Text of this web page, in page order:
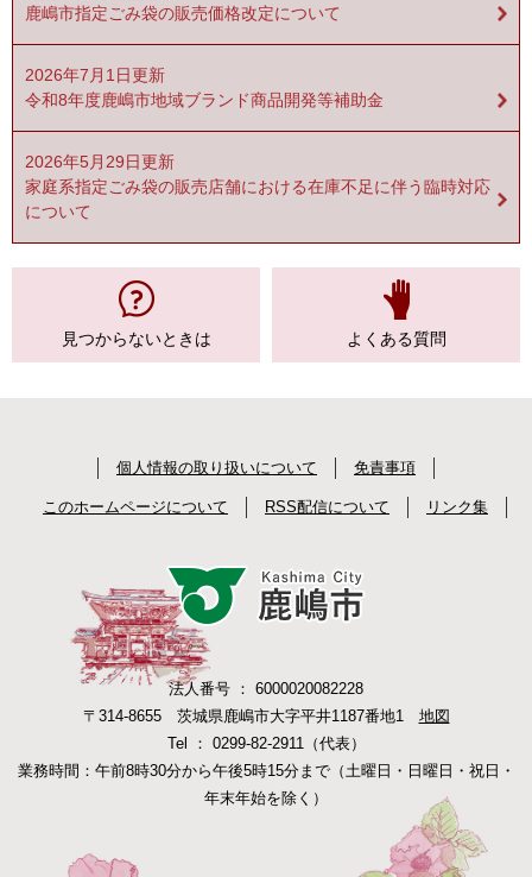
鹿嶋市指定ごみ袋の販売価格改定について
2026年7月1日更新
令和8年度鹿嶋市地域ブランド商品開発等補助金
2026年5月29日更新
家庭系指定ごみ袋の販売店舗における在庫不足に伴う臨時対応
について
見つからないときは よくある質問
個人情報の取り扱いについて 免責事項
このホームページについて RSS配信について リンク集
法人番号 ： 6000020082228
〒314-8655 茨城県鹿嶋市大字平井1187番地1 地図
Tel ： 0299-82-2911（代表）
業務時間：午前8時30分から午後5時15分まで（土曜日・日曜日・祝日・
年末年始を除く）